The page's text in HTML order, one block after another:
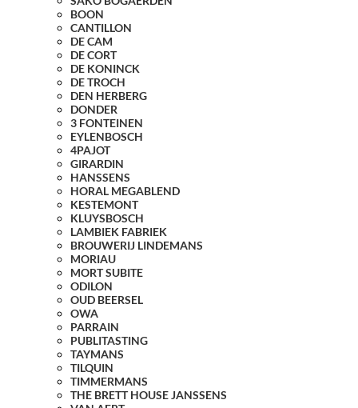
BOON
CANTILLON
DE CAM
DE CORT
DE KONINCK
DE TROCH
DEN HERBERG
DONDER
3 FONTEINEN
EYLENBOSCH
4PAJOT
GIRARDIN
HANSSENS
HORAL MEGABLEND
KESTEMONT
KLUYSBOSCH
LAMBIEK FABRIEK
BROUWERIJ LINDEMANS
MORIAU
MORT SUBITE
ODILON
OUD BEERSEL
OWA
PARRAIN
PUBLITASTING
TAYMANS
TILQUIN
TIMMERMANS
THE BRETT HOUSE JANSSENS